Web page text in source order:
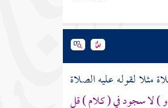
مثلا لقوله عليه الصلاة
) لا سجود في ( كلام ) قل